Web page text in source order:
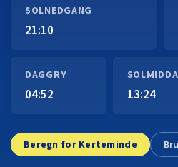
SOLNEDGANG
21:10
DAGGRY
04:52 13:24
Beregn for Kerteminde